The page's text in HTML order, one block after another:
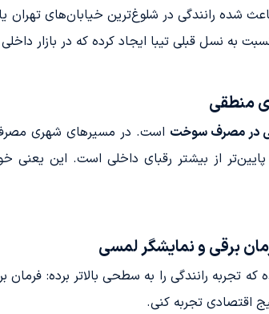
شده رانندگی در شلوغ‌ترین خیابان‌های
به نسل قبلی تیبا ایجاد کرده که در بازار
منطقی
در مصرف سوخت
از بیشتر رقبای داخلی است. این یعنی
اضافه شده که تجربه رانندگی را به سطحی بالاتر
اقتصادی تجربه کنی.